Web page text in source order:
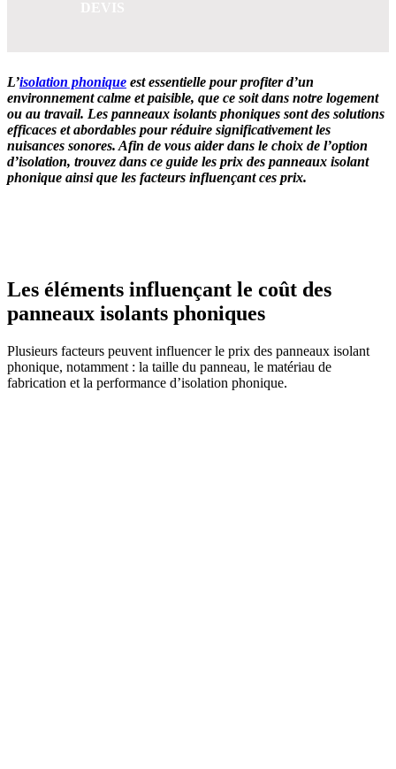
L’isolation phonique est essentielle pour profiter d’un
environnement calme et paisible, que ce soit dans notre logement
ou au travail. Les panneaux isolants phoniques sont des solutions
efficaces et abordables pour réduire significativement les
nuisances sonores. Afin de vous aider dans le choix de l’option
d’isolation, trouvez dans ce guide les prix des panneaux isolant
phonique ainsi que les facteurs influençant ces prix.
Les éléments influençant le coût des
panneaux isolants phoniques
Plusieurs facteurs peuvent influencer le prix des panneaux isolant
phonique, notamment : la taille du panneau, le matériau de
fabrication et la performance d’isolation phonique.